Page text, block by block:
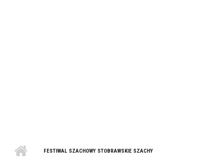
FESTIWAL SZACHOWY STOBRAWSKIE SZACHY